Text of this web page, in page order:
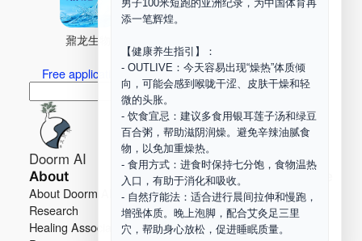
男子100米短跑的亚洲纪录，为中国体育再
添一笔辉煌。
【健康养生指引】：
- OUTLIVE：今天容易出现“燥热”体质倾
向，可能会感到喉咙干涩、皮肤干燥和轻
微的头胀。
- 饮食宜忌：建议多食用银耳莲子汤和绿豆
百合粥，帮助滋阴润燥。避免辛辣油腻食
物，以免加重燥热。
- 食用方式：进食时保持七分饱，食物温热
入口，有助于消化和吸收。
- 自然疗能法：适合进行晨间拉伸和慢跑，
增强体质。晚上泡脚，配合艾灸足三里
穴，帮助身心放松，促进睡眠质量。
鼐龙生物
Free application for “Healing Association Membership”
索
Search
Doorm AI
About
About Doorm AI
Research
Healing Association
Privacy
Terms
Contact us